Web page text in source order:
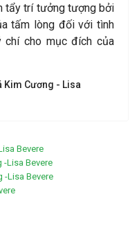
tẩy trí tưởng tượng bởi
tấm lòng đối với tình
chí cho mục đích của
Kim Cương - Lisa
Bevere
-Lisa Bevere
-Lisa Bevere